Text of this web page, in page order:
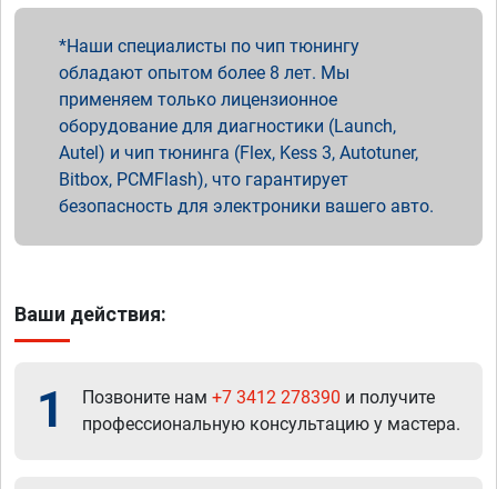
Наши специалисты по чип тюнингу
обладают опытом более 8 лет. Мы
применяем только лицензионное
оборудование для диагностики (Launch,
Autel) и чип тюнинга (Flex, Kess 3, Autotuner,
Bitbox, PCMFlash), что гарантирует
безопасность для электроники вашего авто.
Ваши действия:
1 Позвоните нам +7 3412 278390 и получите
профессиональную консультацию у мастера.